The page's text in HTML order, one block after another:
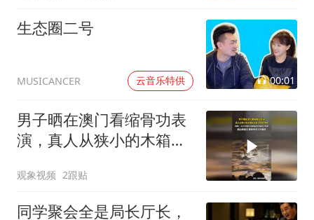
生态圈二号
MUSICANCER 云音乐特供 00:01
男子晒在澳门看缩骨功表
演，真人从狭小的木箱钻
友：从几岁骨头没成型的
时候就开始练，要承受非
观象视频 2跟贴
同学聚会全是局长厅长，